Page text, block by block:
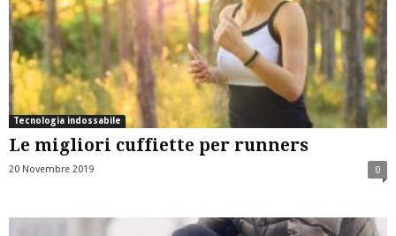
Tecnologia indossabile
Le migliori cuffiette per runners
20 Novembre 2019 0